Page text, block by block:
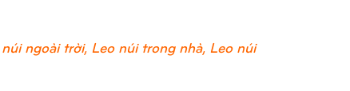
ngoài trời, Leo núi trong nhà, Leo núi